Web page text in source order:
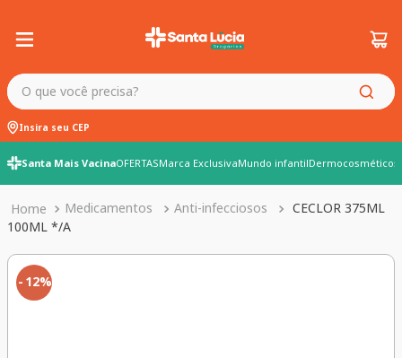
O que você precisa?
Insira seu CEP
Santa Mais VacinaOFERTASMarca ExclusivaMundo infantilDermocosméticos
Medicamentos Anti-infecciosos
CECLOR 375ML
100ML */A
12%